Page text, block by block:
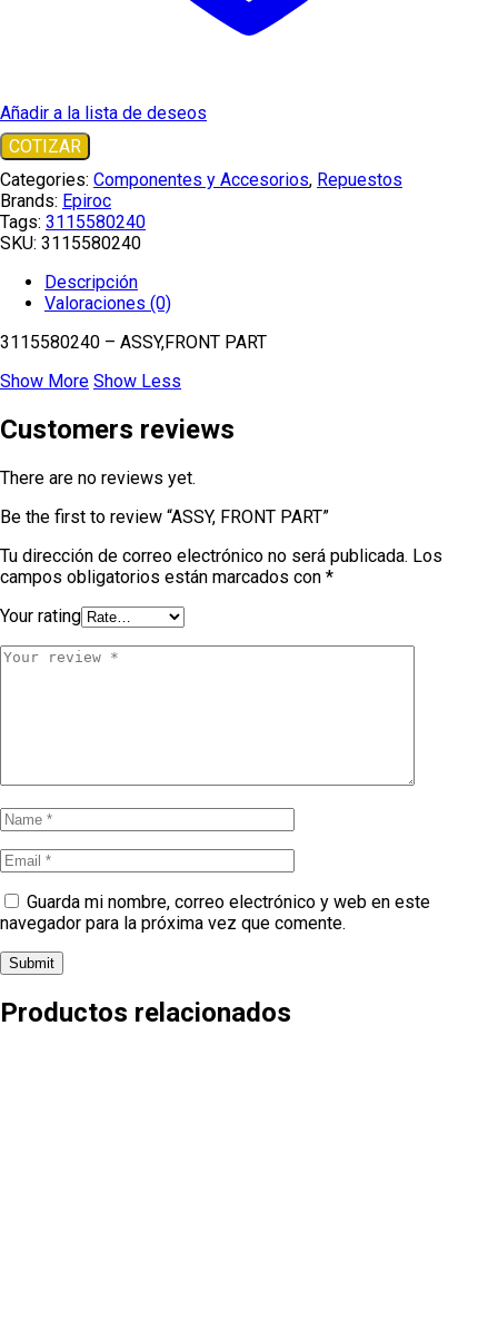
Añadir a la lista de deseos
COTIZAR
Categories: Componentes y Accesorios, Repuestos
Brands: Epiroc
Tags: 3115580240
SKU: 3115580240
Descripción
Valoraciones (0)
3115580240 – ASSY,FRONT PART
Show More Show Less
Customers reviews
There are no reviews yet.
Be the first to review “ASSY, FRONT PART”
Tu dirección de correo electrónico no será publicada. Los
campos obligatorios están marcados con *
Your rating
Guarda mi nombre, correo electrónico y web en este
navegador para la próxima vez que comente.
Productos relacionados